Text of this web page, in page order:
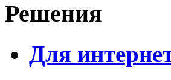
Решения
Для